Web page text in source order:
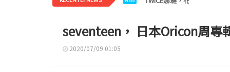
seventeen， 日本Oricon周
2020/07/09 01:05